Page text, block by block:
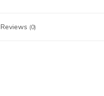
Reviews (0)